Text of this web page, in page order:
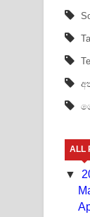
ALL
▼